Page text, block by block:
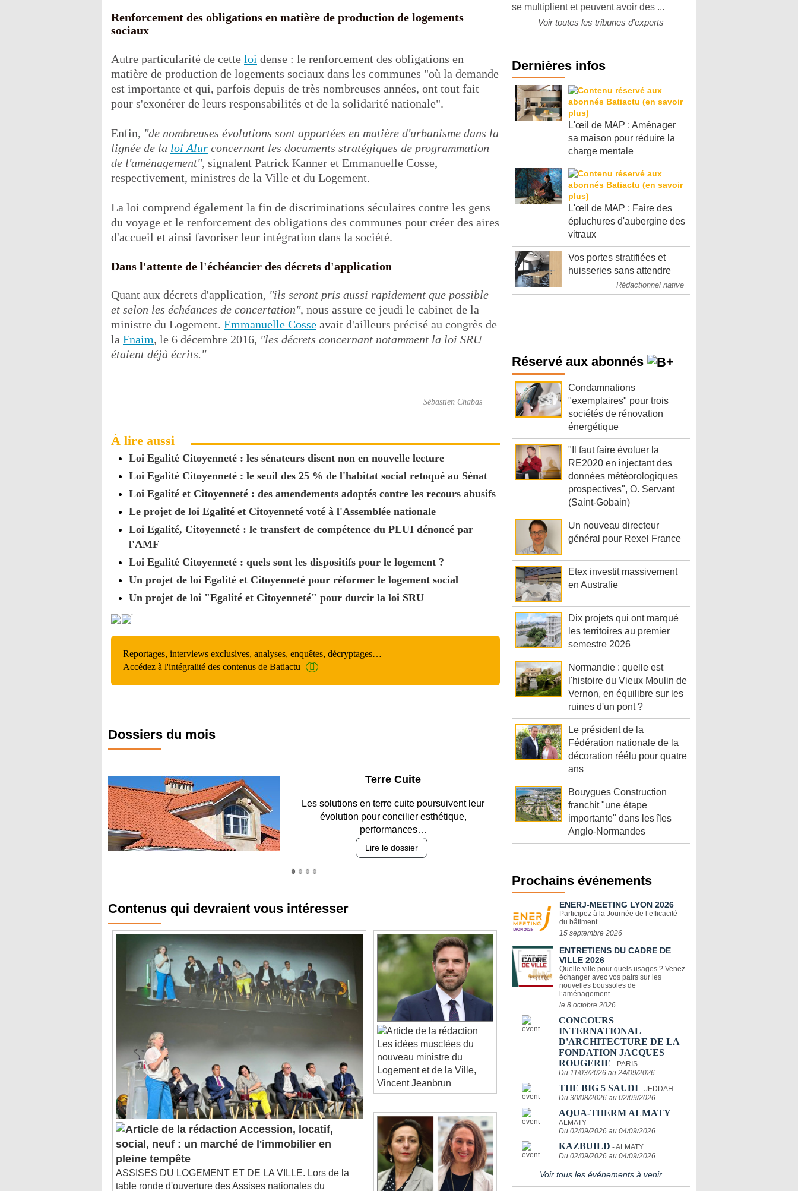
Renforcement des obligations en matière de production de logements
sociaux
Autre particularité de cette loi dense : le renforcement des obligations en
matière de production de logements sociaux dans les communes "où la demande
est importante et qui, parfois depuis de très nombreuses années, ont tout fait
pour s'exonérer de leurs responsabilités et de la solidarité nationale".
Enfin, "de nombreuses évolutions sont apportées en matière d'urbanisme dans la
lignée de la loi Alur concernant les documents stratégiques de programmation
de l'aménagement", signalent Patrick Kanner et Emmanuelle Cosse,
respectivement, ministres de la Ville et du Logement.
La loi comprend également la fin de discriminations séculaires contre les gens
du voyage et le renforcement des obligations des communes pour créer des aires
d'accueil et ainsi favoriser leur intégration dans la société.
Dans l'attente de l'échéancier des décrets d'application
Quant aux décrets d'application, "ils seront pris aussi rapidement que possible
et selon les échéances de concertation", nous assure ce jeudi le cabinet de la
ministre du Logement. Emmanuelle Cosse avait d'ailleurs précisé au congrès de
la Fnaim, le 6 décembre 2016, "les décrets concernant notamment la loi SRU
étaient déjà écrits."
Sébastien Chabas
À lire aussi
Loi Egalité Citoyenneté : les sénateurs disent non en nouvelle lecture
Loi Egalité Citoyenneté : le seuil des 25 % de l'habitat social retoqué au Sénat
Loi Egalité et Citoyenneté : des amendements adoptés contre les recours abusifs
Le projet de loi Egalité et Citoyenneté voté à l'Assemblée nationale
Loi Egalité, Citoyenneté : le transfert de compétence du PLUI dénoncé par
l'AMF
Loi Egalité Citoyenneté : quels sont les dispositifs pour le logement ?
Un projet de loi Egalité et Citoyenneté pour réformer le logement social
Un projet de loi "Egalité et Citoyenneté" pour durcir la loi SRU
Reportages, interviews exclusives, analyses, enquêtes, décryptages…
Accédez à l'intégralité des contenus de Batiactu
Dossiers du mois
Parking et garages
Entre circulation, sécurisation des accès, durabilité
des revêtements et intégration…
Lire le dossier
Accession, locatif,
social, neuf : un marché de l'immobilier en
pleine tempête
ASSISES DU LOGEMENT ET DE LA VILLE. Lors de la
table ronde d'ouverture des Assises nationales du
logement et de la ville, organisées par Batiactu Groupe le
Les idées musclées du
nouveau ministre du
Logement et de la Ville,
Vincent Jeanbrun
se multiplient et peuvent avoir des ...
Voir toutes les tribunes d'experts
Dernières infos
L'œil de MAP : Aménager
sa maison pour réduire la
charge mentale
L'œil de MAP : Faire des
épluchures d'aubergine des
vitraux
Vos portes stratifiées et
huisseries sans attendre
Rédactionnel native
Réservé aux abonnés
Condamnations
"exemplaires" pour trois
sociétés de rénovation
énergétique
"Il faut faire évoluer la
RE2020 en injectant des
données météorologiques
prospectives", O. Servant
(Saint-Gobain)
Un nouveau directeur
général pour Rexel France
Etex investit massivement
en Australie
Dix projets qui ont marqué
les territoires au premier
semestre 2026
Normandie : quelle est
l'histoire du Vieux Moulin de
Vernon, en équilibre sur les
ruines d'un pont ?
Le président de la
Fédération nationale de la
décoration réélu pour quatre
ans
Bouygues Construction
franchit "une étape
importante" dans les îles
Anglo-Normandes
Prochains événements
ENERJ-MEETING LYON 2026
Participez à la Journée de l’efficacité
du bâtiment
15 septembre 2026
ENTRETIENS DU CADRE DE
VILLE 2026
Quelle ville pour quels usages ? Venez
échanger avec vos pairs sur les
nouvelles boussoles de
l’aménagement
le 8 octobre 2026
CONCOURS
INTERNATIONAL
D'ARCHITECTURE DE LA
FONDATION JACQUES
ROUGERIE - PARIS
Du 11/03/2026 au 24/09/2026
THE BIG 5 SAUDI - JEDDAH
Du 30/08/2026 au 02/09/2026
AQUA-THERM ALMATY -
ALMATY
Du 02/09/2026 au 04/09/2026
KAZBUILD - ALMATY
Du 02/09/2026 au 04/09/2026
Voir tous les événements à venir